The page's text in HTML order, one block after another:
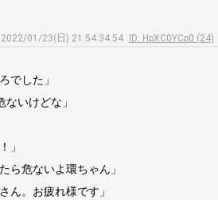
2022/01/23(日) 21:54:34.54
ID: HpXC0YCp0 (24)
でした」
いけどな」
」
ら危ないよ環ちゃん」
ん。お疲れ様です」